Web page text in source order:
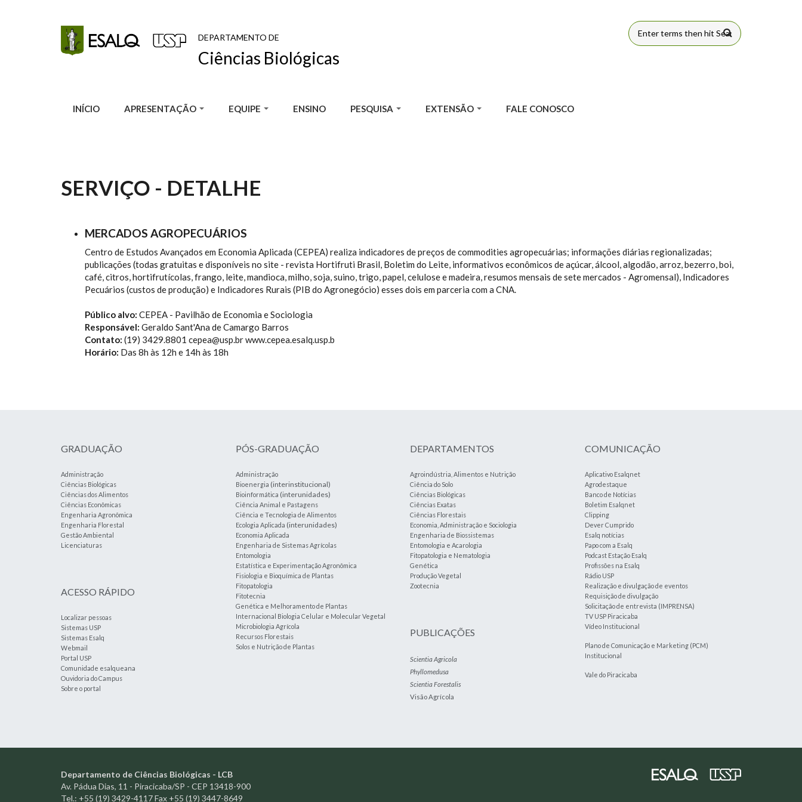
DEPARTAMENTO DE
Ciências Biológicas
FORMULÁRIO
INÍCIO APRESENTAÇÃO EQUIPE ENSINO PESQUISA EXTENSÃO FALE CONOSCO
SERVIÇO - DETALHE
MERCADOS AGROPECUÁRIOS
Centro de Estudos Avançados em Economia Aplicada (CEPEA) realiza indicadores de preços de commodities agropecuárias; informações diárias regionalizadas;
publicações (todas gratuitas e disponíveis no site - revista Hortifruti Brasil, Boletim do Leite, informativos econômicos de açúcar, álcool, algodão, arroz, bezerro, boi,
café, citros, hortifrutícolas, frango, leite, mandioca, milho, soja, suino, trigo, papel, celulose e madeira, resumos mensais de sete mercados - Agromensal), Indicadores
Pecuários (custos de produção) e Indicadores Rurais (PIB do Agronegócio) esses dois em parceria com a CNA.
Público alvo: CEPEA - Pavilhão de Economia e Sociologia
Responsável: Geraldo Sant'Ana de Camargo Barros
Contato: (19) 3429.8801 cepea@usp.br www.cepea.esalq.usp.b
Horário: Das 8h às 12h e 14h às 18h
GRADUAÇÃO
Administração
Ciências Biológicas
Ciências dos Alimentos
Ciências Econômicas
Engenharia Agronômica
Engenharia Florestal
Gestão Ambiental
Licenciaturas
ACESSO RÁPIDO
Localizar pessoas
Sistemas USP
Sistemas Esalq
Webmail
Portal USP
Comunidade esalqueana
Ouvidoria do Campus
Sobre o portal
PÓS-GRADUAÇÃO
Administração
Bioenergia (interinstitucional)
Bioinformática (interunidades)
Ciência Animal e Pastagens
Ciência e Tecnologia de Alimentos
Ecologia Aplicada (interunidades)
Economia Aplicada
Engenharia de Sistemas Agrícolas
Entomologia
Estatística e Experimentação Agronômica
Fisiologia e Bioquímica de Plantas
Fitopatologia
Fitotecnia
Genética e Melhoramento de Plantas
Internacional Biologia Celular e Molecular Vegetal
Microbiologia Agrícola
Recursos Florestais
Solos e Nutrição de Plantas
DEPARTAMENTOS
Agroindústria, Alimentos e Nutrição
Ciência do Solo
Ciências Biológicas
Ciências Exatas
Ciências Florestais
Economia, Administração e Sociologia
Engenharia de Biossistemas
Entomologia e Acarologia
Fitopatologia e Nematologia
Genética
Produção Vegetal
Zootecnia
PUBLICAÇÕES
Scientia Agricola
Phyllomedusa
Scientia Forestalis
Visão Agrícola
COMUNICAÇÃO
Aplicativo Esalqnet
Agrodestaque
Banco de Notícias
Boletim Esalqnet
Clipping
Dever Cumprido
Esalq notícias
Papo com a Esalq
Podcast Estação Esalq
Profissões na Esalq
Rádio USP
Realização e divulgação de eventos
Requisição de divulgação
Solicitação de entrevista (IMPRENSA)
TV USP Piracicaba
Vídeo Institucional
Plano de Comunicação e Marketing (PCM)
Institucional
Vale do Piracicaba
Departamento de Ciências Biológicas - LCB
Av. Pádua Dias, 11 - Piracicaba/SP - CEP 13418-900
Tel.: +55 (19) 3429-4117 Fax +55 (19) 3447-8649